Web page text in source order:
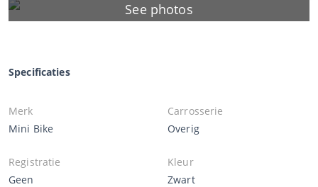
See photos
Specificaties
Merk
Mini Bike
Carrosserie
Overig
Registratie
Geen
Kleur
Zwart